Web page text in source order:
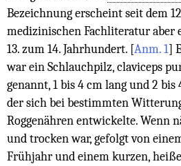
Bezeichnung erscheint seit dem
medizinischen Fachliteratur aber
13. zum 14. Jahrhundert. [Anm. 1]
war ein Schlauchpilz, claviceps
genannt, 1 bis 4 cm lang und 2
der sich bei bestimmten
Roggenähren entwickelte. Wenn
und trocken war, gefolgt von
Frühjahr und einem kurzen,